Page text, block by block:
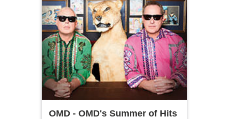
OMD - OMD's Summer of Hits